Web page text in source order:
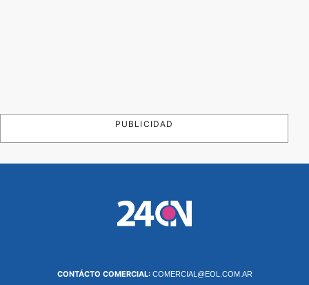
PUBLICIDAD
CONTÁCTO COMERCIAL: COMERCIAL@EOL.COM.AR